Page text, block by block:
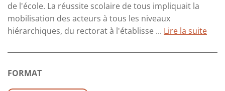
de l'école. La réussite scolaire de tous impliquait la
mobilisation des acteurs à tous les niveaux
hiérarchiques, du rectorat à l'établisse ... Lire la suite
FORMAT